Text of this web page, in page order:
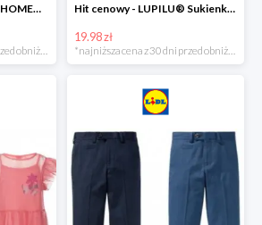
Hit cenowy - LIVARNO HOME® Stolik i 2 krzesełka dla dzieci Hit cenowy - LUPILU® Sukienka niemowlęca
19.98 zł